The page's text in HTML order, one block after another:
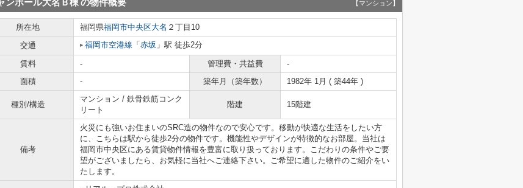
ンボール大名Ｂ棟の物件概要 【マンション】
所在地 福岡県福岡市中央区大名 ２丁目10
交通
福岡市空港線 「 赤坂 」駅 徒歩2分
賃料 - 管理費・共益費
-
面積
- 築年月（築年数） 1982年 1月 ( 築44年 )
種別/構造
マンション / 鉄骨鉄筋コンク
リート
階建 15階建
備考
火災にも強いお住まいのSRC造の物件なので安心です。移動が快適な生活をしたい方
に、こちらは駅から徒歩2分の物件です。機能性やデザインが特徴的なお部屋。当社は
福岡市中央区にある賃貸物件情報を豊富に取り扱っております。こだわりの条件やご要
望がございましたら、お気軽に当社へご連絡下さい。ご希望に適した物件のご紹介をい
たします。